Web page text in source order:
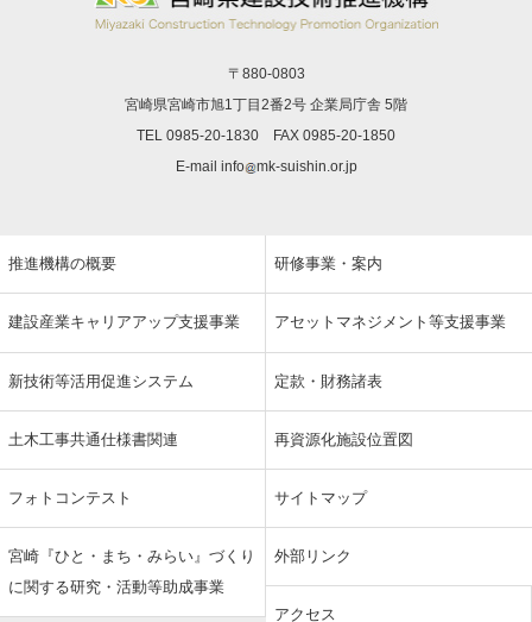
〒880-0803
宮崎県宮崎市旭1丁目2番2号 企業局庁舎 5階
TEL 0985-20-1830 FAX 0985-20-1850
E-mail info
mk-suishin.or.jp
推進機構の概要 研修事業・案内
建設産業キャリアアップ支援事業 アセットマネジメント等支援事業
新技術等活用促進システム 定款・財務諸表
土木工事共通仕様書関連 再資源化施設位置図
フォトコンテスト サイトマップ
宮崎『ひと・まち・みらい』づくり
に関する研究・活動等助成事業
外部リンク
アクセス